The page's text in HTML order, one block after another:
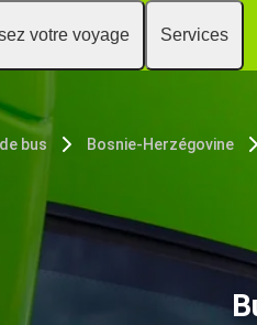
votre voyage Services
bus Bosnie-Herzégovine